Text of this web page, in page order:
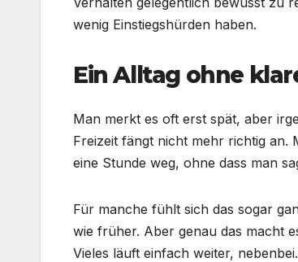
wenig Einstiegshürden haben.
Ein Alltag ohne
Man merkt es oft erst spät, aber
Freizeit fängt nicht mehr richtig an.
eine Stunde weg, ohne dass man
Für manche fühlt sich das sogar
wie früher. Aber genau das macht
Vieles läuft einfach weiter, nebenbei.